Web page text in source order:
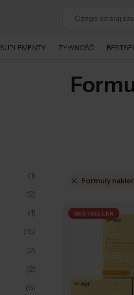
SUPLEMENTY ŻYWNOŚĆ
Formuły
BESTSELLER
(1)
(2)
(1)
(15)
(2)
(2)
(6)